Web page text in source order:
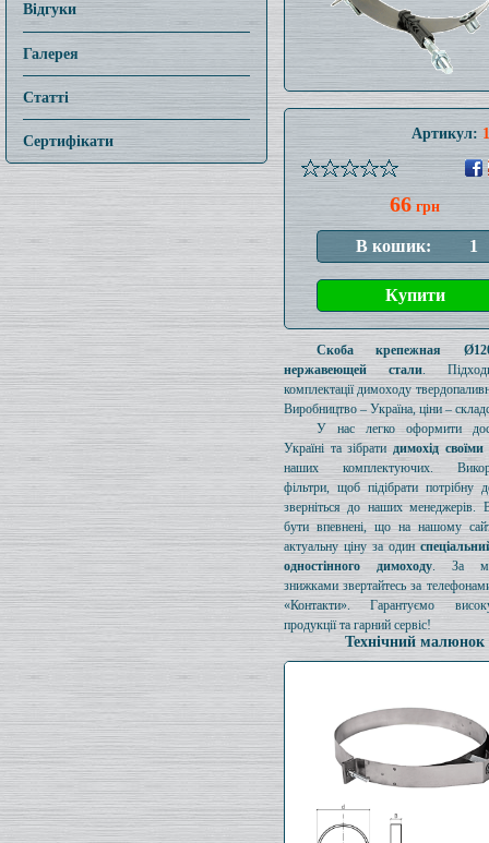
Відгуки
Галерея
Статті
Сертифікати Артикул:
66 грн
Скоба крепежная
нержавеющей стали.
комплектації димоходу
Виробництво – Україна, ціни –
У нас легко оформити
Україні та зібрати димохід
наших комплектуючих.
фільтри, щоб підібрати потрібну
зверніться до наших менеджерів.
бути впевнені, що на нашому
актуальну ціну за один
одностінного димоходу. За
знижками звертайтесь за
«Контакти». Гарантуємо
продукції та гарний сервіс!
Технічний малюнок